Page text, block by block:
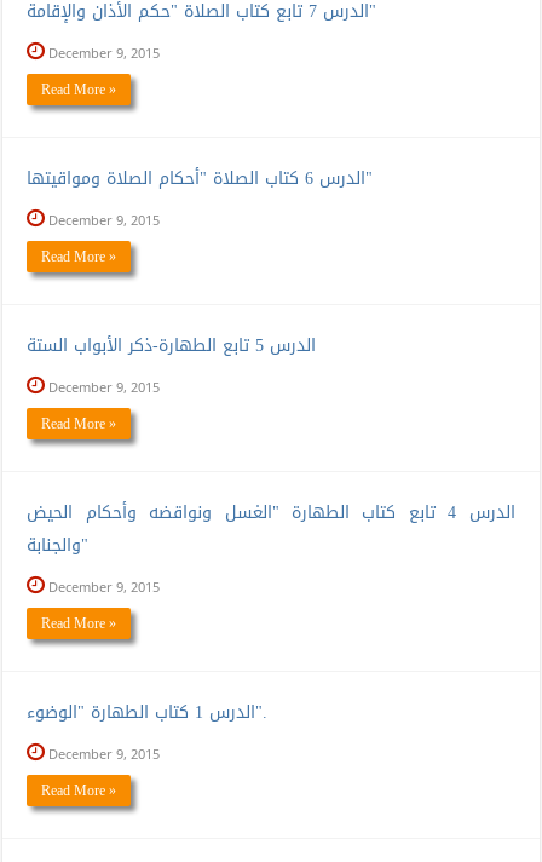
الدرس 7 تابع كتاب الصلاة "حكم الأذان والإقامة"
December 9, 2015
Read More »
الدرس 6 كتاب الصلاة "أحكام الصلاة ومواقيتها"
December 9, 2015
Read More »
الدرس 5 تابع الطهارة-ذكر الأبواب الستة
December 9, 2015
Read More »
الدرس 4 تابع كتاب الطهارة "الغسل ونواقضه وأحكام الحيض
والجنابة"
December 9, 2015
Read More »
الدرس 1 كتاب الطهارة "الوضوء".
December 9, 2015
Read More »